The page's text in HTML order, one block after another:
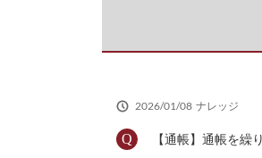
2026/01/08 ナレッジ
【通帳】通帳を繰